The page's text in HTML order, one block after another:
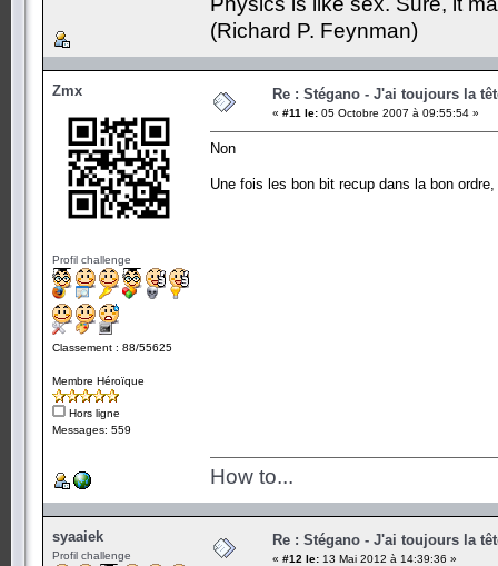
(Richard P. Feynman)
Zmx
Profil challenge
Classement : 88/55625
Membre Héroïque
Hors ligne
Messages: 559
Re : Stégano - J'ai toujours la
« #11 le: 05 Octobre 2007 à 09:55:54 »
Non
Une fois les bon bit recup dans la bon
How to...
syaaiek
Profil challenge
Re : Stégano - J'ai toujours la
« #12 le: 13 Mai 2012 à 14:39:36 »